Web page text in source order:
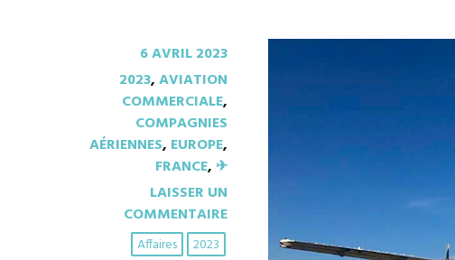
6 AVRIL 2023
2023,AVIATION
COMMERCIALE,
COMPAGNIES
AÉRIENNES, EUROPE,
FRANCE, ✈︎
LAISSER UN
COMMENTAIRE
2023
Affaires